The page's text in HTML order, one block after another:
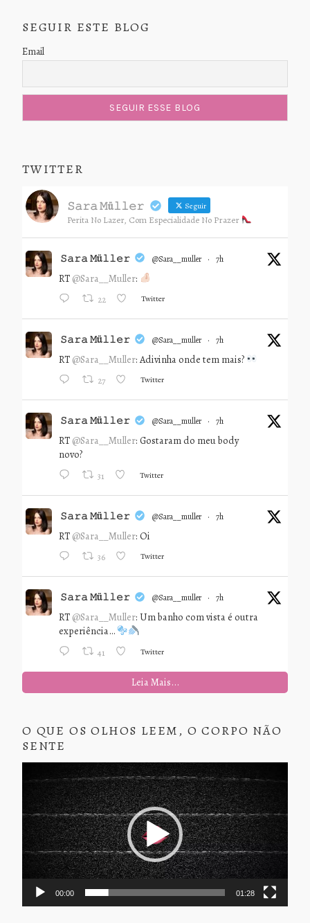
SEGUIR ESTE BLOG
Email
TWITTER
𝚂𝚊𝚛𝚊 𝙼ü𝚕𝚕𝚎𝚛 Seguir
Perita No Lazer, Com Especialidade No Prazer
𝚂𝚊𝚛𝚊 𝙼ü𝚕𝚕𝚎𝚛 @sara__muller · 7h
RT @Sara__Muller:
22 Twitter
𝚂𝚊𝚛𝚊 𝙼ü𝚕𝚕𝚎𝚛 @sara__muller · 7h
RT @Sara__Muller: Adivinha onde tem mais?
27 Twitter
𝚂𝚊𝚛𝚊 𝙼ü𝚕𝚕𝚎𝚛 @sara__muller · 7h
RT @Sara__Muller: Gostaram do meu body
novo?
31 Twitter
𝚂𝚊𝚛𝚊 𝙼ü𝚕𝚕𝚎𝚛 @sara__muller · 7h
RT @Sara__Muller: Oi
36 Twitter
𝚂𝚊𝚛𝚊 𝙼ü𝚕𝚕𝚎𝚛 @sara__muller · 7h
RT @Sara__Muller: Um banho com vista é outra
experiência…
41 Twitter
Leia Mais...
O QUE OS OLHOS LEEM, O CORPO NÃO
SENTE
de
vídeo
00:00 01:28